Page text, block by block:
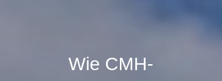
Wie CMH-